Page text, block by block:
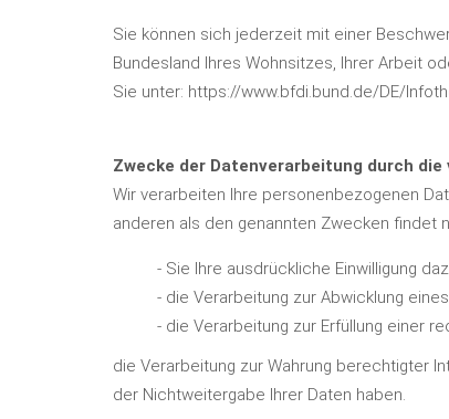
Sie können sich jederzeit mit einer
Bundesland Ihres Wohnsitzes, Ihrer Arbeit
Sie unter: https://www.bfdi.bund.de/DE/
Zwecke der Datenverarbeitung durch
Wir verarbeiten Ihre personenbezogenen
anderen als den genannten Zwecken findet
- Sie Ihre ausdrückliche Einwilligung
- die Verarbeitung zur Abwicklung
- die Verarbeitung zur Erfüllung einer
die Verarbeitung zur Wahrung berechtigter
der Nichtweitergabe Ihrer Daten haben.